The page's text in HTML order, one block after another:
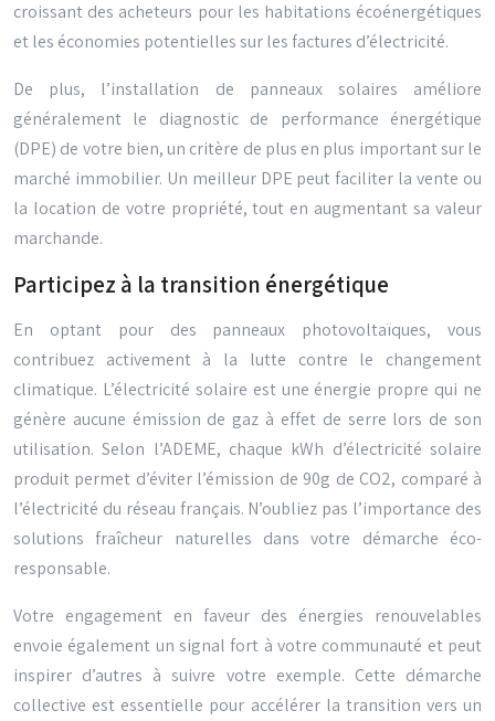
croissant des acheteurs pour les habitations écoénergétiques
et les économies potentielles sur les factures d’électricité.
De plus, l’installation de panneaux solaires améliore
généralement le diagnostic de performance énergétique
(DPE) de votre bien, un critère de plus en plus important sur le
marché immobilier. Un meilleur DPE peut faciliter la vente ou
la location de votre propriété, tout en augmentant sa valeur
marchande.
Participez à la transition énergétique
En optant pour des panneaux photovoltaïques, vous
contribuez activement à la lutte contre le changement
climatique. L’électricité solaire est une énergie propre qui ne
génère aucune émission de gaz à effet de serre lors de son
utilisation. Selon l’ADEME, chaque kWh d’électricité solaire
produit permet d’éviter l’émission de 90g de CO2, comparé à
l’électricité du réseau français. N’oubliez pas l’importance des
solutions fraîcheur naturelles dans votre démarche éco-
responsable.
Votre engagement en faveur des énergies renouvelables
envoie également un signal fort à votre communauté et peut
inspirer d’autres à suivre votre exemple. Cette démarche
collective est essentielle pour accélérer la transition vers un